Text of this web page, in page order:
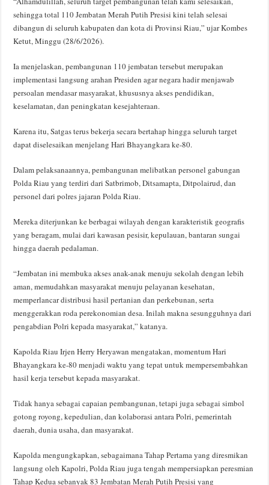
sehingga total 110 Jembatan Merah Putih Presisi kini telah selesai
dibangun di seluruh kabupaten dan kota di Provinsi Riau,” ujar Kombes
Ketut, Minggu (28/6/2026).
Ia menjelaskan, pembangunan 110 jembatan tersebut merupakan
implementasi langsung arahan Presiden agar negara hadir menjawab
persoalan mendasar masyarakat, khususnya akses pendidikan,
keselamatan, dan peningkatan kesejahteraan.
Karena itu, Satgas terus bekerja secara bertahap hingga seluruh target
dapat diselesaikan menjelang Hari Bhayangkara ke-80.
Dalam pelaksanaannya, pembangunan melibatkan personel gabungan
Polda Riau yang terdiri dari Satbrimob, Ditsamapta, Ditpolairud, dan
personel dari polres jajaran Polda Riau.
Mereka diterjunkan ke berbagai wilayah dengan karakteristik geografis
yang beragam, mulai dari kawasan pesisir, kepulauan, bantaran sungai
hingga daerah pedalaman.
“Jembatan ini membuka akses anak-anak menuju sekolah dengan lebih
aman, memudahkan masyarakat menuju pelayanan kesehatan,
memperlancar distribusi hasil pertanian dan perkebunan, serta
menggerakkan roda perekonomian desa. Inilah makna sesungguhnya dari
pengabdian Polri kepada masyarakat,” katanya.
Kapolda Riau Irjen Herry Heryawan mengatakan, momentum Hari
Bhayangkara ke-80 menjadi waktu yang tepat untuk mempersembahkan
hasil kerja tersebut kepada masyarakat.
Tidak hanya sebagai capaian pembangunan, tetapi juga sebagai simbol
gotong royong, kepedulian, dan kolaborasi antara Polri, pemerintah
daerah, dunia usaha, dan masyarakat.
Kapolda mengungkapkan, sebagaimana Tahap Pertama yang diresmikan
langsung oleh Kapolri, Polda Riau juga tengah mempersiapkan peresmian
Tahap Kedua sebanyak 83 Jembatan Merah Putih Presisi yang